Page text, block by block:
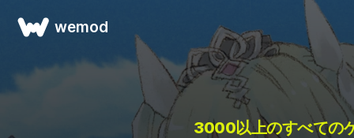
wemod
3000以上のすべての